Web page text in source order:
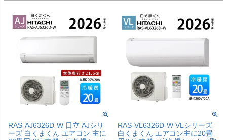
RAS-AJ6326D-W 日立 AJシリ
ーズ 白くまくん エアコン 主に
RAS-VL6326D-W VLシリーズ
白くまくん エアコン主に20畳